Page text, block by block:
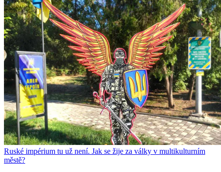
Ruské impérium tu už není. Jak se žije za války v multikulturním
městě?